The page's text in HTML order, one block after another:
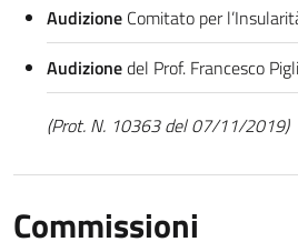
Audizione Comitato per
Audizionedel Prof. Francesco
(Prot. N. 10363 del 07/11/2019)
Commissioni